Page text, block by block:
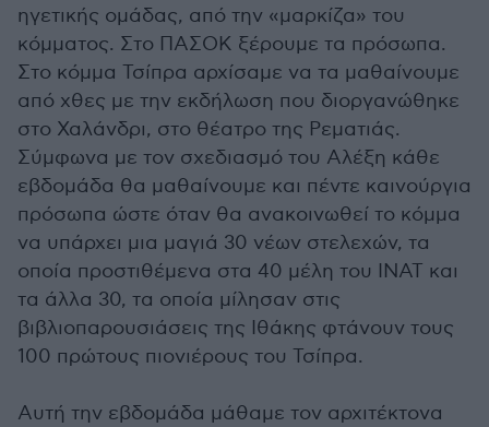
ηγετικής ομάδας, από την «μαρκίζα» του
κόμματος. Στο ΠΑΣΟΚ ξέρουμε τα πρόσωπα.
Στο κόμμα Τσίπρα αρχίσαμε να τα μαθαίνουμε
από χθες με την εκδήλωση που διοργανώθηκε
στο Χαλάνδρι, στο θέατρο της Ρεματιάς.
Σύμφωνα με τον σχεδιασμό του Αλέξη κάθε
εβδομάδα θα μαθαίνουμε και πέντε καινούργια
πρόσωπα ώστε όταν θα ανακοινωθεί το κόμμα
να υπάρχει μια μαγιά 30 νέων στελεχών, τα
οποία προστιθέμενα στα 40 μέλη του ΙΝΑΤ και
τα άλλα 30, τα οποία μίλησαν στις
βιβλιοπαρουσιάσεις της Ιθάκης φτάνουν τους
100 πρώτους πιονιέρους του Τσίπρα.
Αυτή την εβδομάδα μάθαμε τον αρχιτέκτονα